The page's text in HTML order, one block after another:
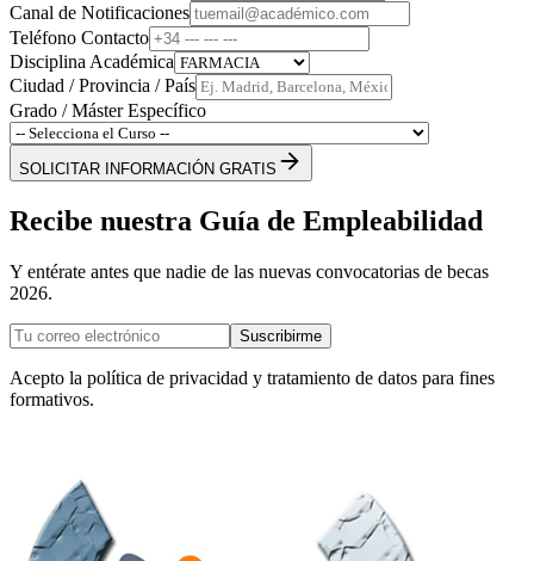
Canal de Notificaciones
Teléfono Contacto
Disciplina Académica
Ciudad / Provincia / País
Grado / Máster Específico
SOLICITAR INFORMACIÓN GRATIS
Recibe nuestra Guía de Empleabilidad
Y entérate antes que nadie de las nuevas convocatorias de becas
2026.
Suscribirme
Acepto la política de privacidad y tratamiento de datos para fines
formativos.